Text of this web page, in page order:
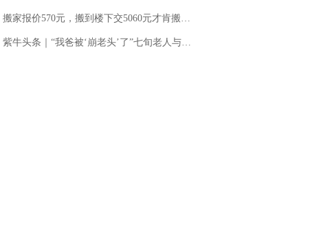
搬家报价570元，搬到楼下交5060元才肯搬上楼！女子傻眼了……
紫牛头条｜“我爸被‘崩老头’了”七旬老人与女主播网聊三年被“借”8万多 警方立案，女主播：正筹钱偿还